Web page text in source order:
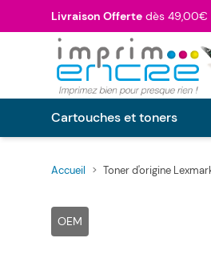
Livraison Offerte dès 49,00€
Cartouches et toners
Accueil > Toner d'origine
OEM
Main image
Click to view image in fullscreen